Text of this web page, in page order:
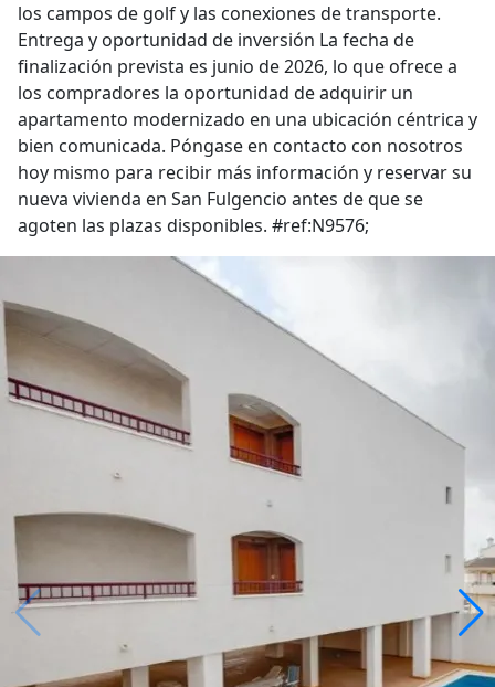
los campos de golf y las conexiones de transporte.
Entrega y oportunidad de inversión La fecha de
finalización prevista es junio de 2026, lo que ofrece a
los compradores la oportunidad de adquirir un
apartamento modernizado en una ubicación céntrica y
bien comunicada. Póngase en contacto con nosotros
hoy mismo para recibir más información y reservar su
nueva vivienda en San Fulgencio antes de que se
agoten las plazas disponibles. #ref:N9576;